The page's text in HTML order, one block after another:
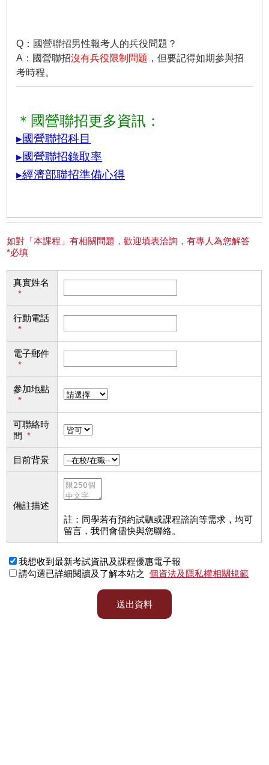
Q：國營聯招男性報考人的兵役問題？
A：國營聯招沒有兵役限制問題 ，但要記得如期參與招
考時程。
＊國營聯招更多資訊：
▸國營聯招科目
▸國營聯招錄取率
▸經濟部聯招準備心得
如對「本課程」有相關問題，歡迎填表洽詢，有專人為您解答
*必填
真實姓名
*
行動電話
*
電子郵件
*
參加地點
*
可聯絡時
間 *
目前背景
備註描述
註：同學若有預約試聽或課程諮詢等需求，均可
留言，我們會儘快與您聯絡。
我想收到最新考試資訊及課程優惠電子報
請勾選已詳細閱讀及了解本站之
個資法及隱私權相關規範
送出資料